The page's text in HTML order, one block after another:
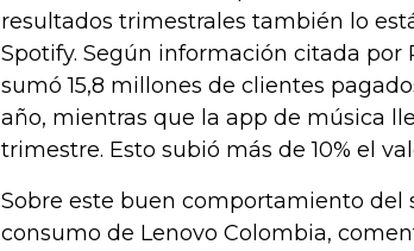
resultados trimestrales también lo
Spotify. Según información citada
sumó 15,8 millones de clientes
año, mientras que la app de música
trimestre. Esto subió más de 10% el
Sobre este buen comportamiento del
consumo de Lenovo Colombia,